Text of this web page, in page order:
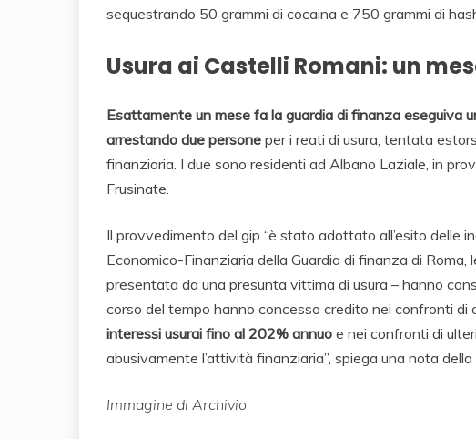
sequestrando 50 grammi di cocaina e 750 grammi di
Usura ai Castelli Romani: un
Esattamente un mese fa la guardia di finanza eseguiva
arrestando due persone per i reati di usura, tentata
finanziaria. I due sono residenti ad Albano Laziale, in
Frusinate.
Il provvedimento del gip “è stato adottato all’esito delle
Economico-Finanziaria della Guardia di finanza di Roma,
presentata da una presunta vittima di usura – hanno
corso del tempo hanno concesso credito nei confronti
interessi usurai fino al 202% annuo e nei confronti di
abusivamente l’attività finanziaria”, spiega una nota della
Immagine di Archivio